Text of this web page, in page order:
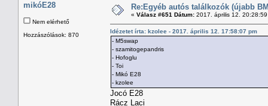
mikóE28
Nem elérhető
Hozzászólások: 870
Re:Egyéb autós találkozók (újabb
« Válasz #651 Dátum: 2017. április 12.
Idézetet írta: kzolee - 2017. április 12. 17:58:07 pm
- M5swap
- szamitogepandris
- Hofoglu
- Toi
- Mikó E28
- kzolee
Jocó E28
Rácz Laci